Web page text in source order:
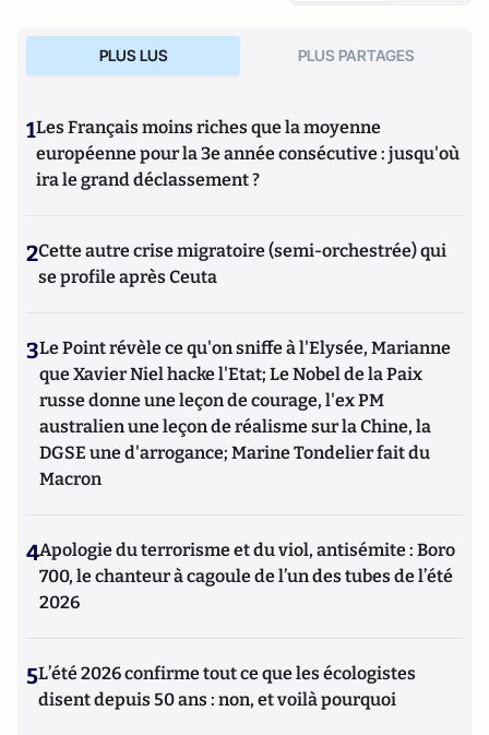
PLUS LUS PLUS PARTAGES
1Les Français moins riches que la moyenne
européenne pour la 3e année consécutive : jusqu'où
ira le grand déclassement ?
2Cette autre crise migratoire (semi-orchestrée) qui
se profile après Ceuta
3Le Point révèle ce qu'on sniffe à l'Elysée, Marianne
que Xavier Niel hacke l'Etat; Le Nobel de la Paix
russe donne une leçon de courage, l'ex PM
australien une leçon de réalisme sur la Chine, la
DGSE une d'arrogance; Marine Tondelier fait du
Macron
4Apologie du terrorisme et du viol, antisémite : Boro
700, le chanteur à cagoule de l’un des tubes de l’été
2026
5L’été 2026 confirme tout ce que les écologistes
disent depuis 50 ans : non, et voilà pourquoi